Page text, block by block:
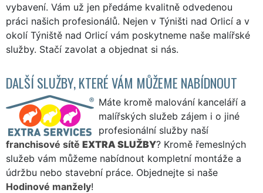
vybavení. Vám už jen předáme kvalitně odvedenou
práci našich profesionálů. Nejen v Týništi nad Orlicí a v
okolí Týniště nad Orlicí vám poskytneme naše malířské
služby. Stačí zavolat a objednat si nás.
DALŠÍ SLUŽBY, KTERÉ VÁM MŮŽEME NABÍDNOUT
Máte kromě malování kanceláří a
malířských služeb zájem i o jiné
profesionální služby naší
franchisové sítě EXTRA SLUŽBY? Kromě řemeslných
služeb vám můžeme nabídnout kompletní montáže a
údržbu nebo stavební práce. Objednejte si naše
Hodinové manžely!